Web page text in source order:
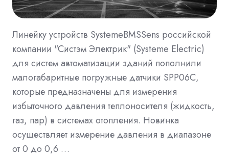
Линейку устройств SystemeBMSSens российской
компании "Систэм Электрик" (Systeme Electric)
для систем автоматизации зданий пополнили
малогабаритные погружные датчики SPP06C,
которые предназначены для измерения
избыточного давления теплоносителя (жидкость,
газ, пар) в системах отопления. Новинка
осуществляет измерение давления в диапазоне
от 0 до 0,6 …